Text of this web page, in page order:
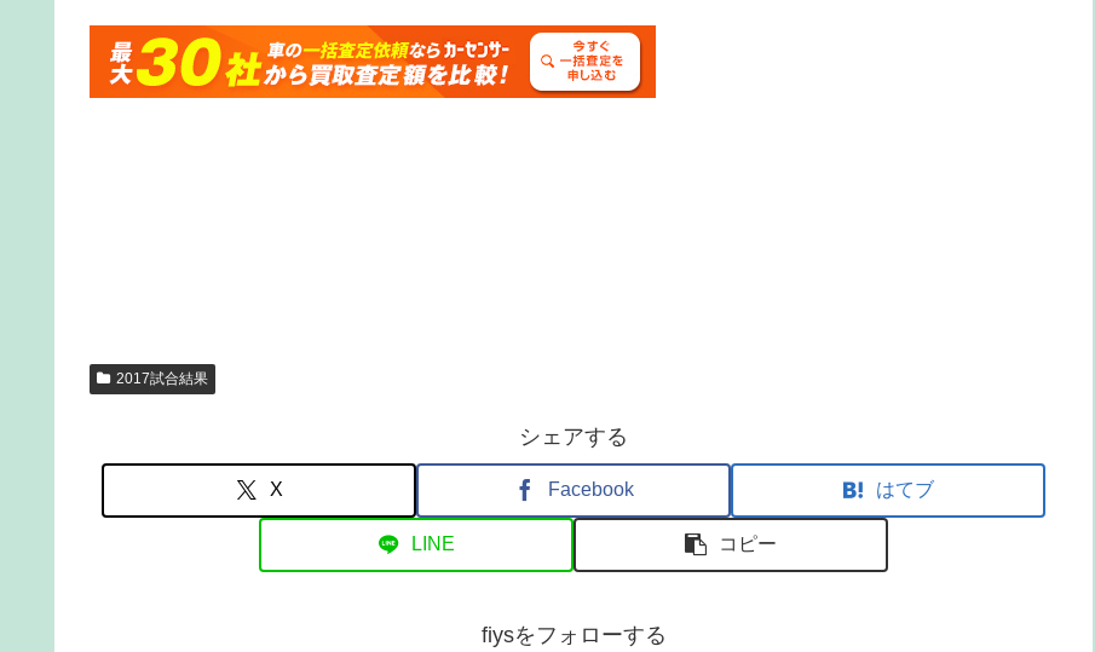
2017試合結果
シェアする
X Facebook はてブ
LINE コピー
fiysをフォローする